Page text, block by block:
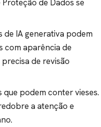
de Dados se
de IA generativa podem
com aparência de
de revisão
que podem conter vieses.
a atenção e